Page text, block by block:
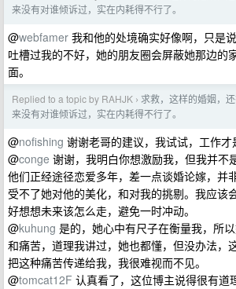
来没有对谁倾诉过，实在内耗得不行了。
@webfamer 我和他的处境确实好像啊，只是
吐槽过我的不好，她的朋友圈会屏蔽她那边的
面。
Replied to a topic by RAHJK › 求救，这样的婚姻，
来没有对谁倾诉过，实在内耗得不行了。
@nofishing 谢谢老哥的建议，我试试，工作才
@conge 谢谢，我明白你想激励我，但我并不
他们正经途径恋爱多年，差一点谈婚论嫁，并
受不了她对他的美化，和对我的挑剔。我应该
好想想未来该怎么走，避免一时冲动。
@kuhung 是的，她心中有尺子在衡量我，所
和痛苦，道理我讲过，她也都懂，但没办法，
把这种痛苦传递给我，我很难视而不见。
@tomcat12F 认真看了，这位博主说得很有道